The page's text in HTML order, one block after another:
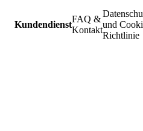
Kundendienst
FAQ &
Kontakt
und
Richtlinie